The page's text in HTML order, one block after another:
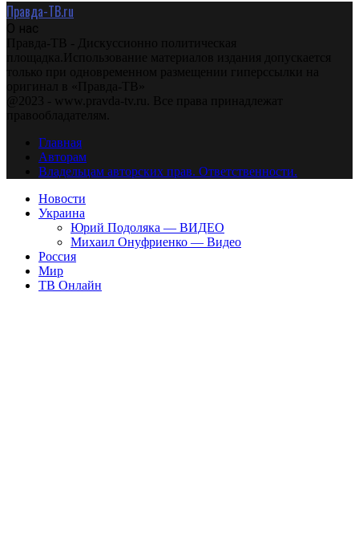
Правда-ТВ.ru
О нас
Правда-ТВ - Дискуссионно политическая
площадка.Использование материалов издания допускается
только при одновременном размещении гиперссылки на
оригинал в «Правда-ТВ»
@2023 - www.pravda-tv.ru. Все права принадлежат
правообладателям.
Главная
Авторам
Владельцам авторских прав. Ответственности.
Новости
Украина
Юрий Подоляка — ВИДЕО
Михаил Онуфриенко — Видео
Россия
Мир
ТВ Онлайн